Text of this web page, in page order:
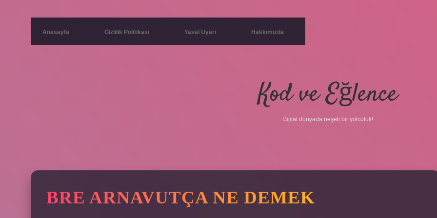
Anasayfa Gizlilik Politikası Yasal Uyarı Hakkımızda
Kod ve Eğlence
Dijital dünyada neşeli bir yolculuk!
BRE ARNAVUTÇA NE DEMEK